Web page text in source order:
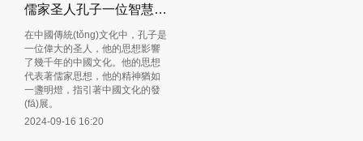
儒家圣人孔子一位智慧和慈悲的傳奇人物
在中國傳統(tǒng)文化中，孔子是
一位偉大的圣人，他的思想影響
了幾千年的中國文化。他的思想
代表著儒家思想，他的精神猶如
一盞明燈，指引著中國文化的發
(fā)展。
2024-09-16 16:20